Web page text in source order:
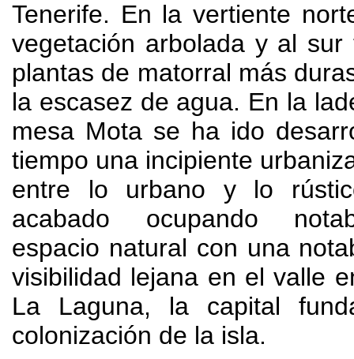
Tenerife. En la vertiente
vegetación arbolada y al sur
plantas de matorral más
la escasez de agua. En la
mesa Mota se ha ido
tiempo una incipiente
entre lo urbano y lo
acabado ocupando
espacio natural con una
visibilidad lejana en el valle
La Laguna, la capital
colonización de la isla.